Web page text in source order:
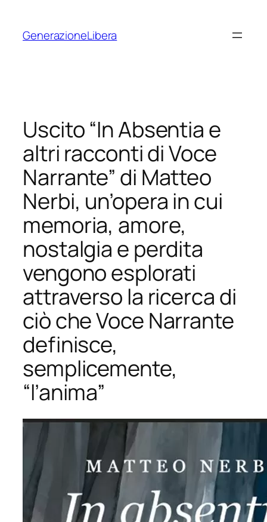
contenuto
GenerazioneLibera
Uscito “In Absentia e
altri racconti di Voce
Narrante” di Matteo
Nerbi, un’opera in cui
memoria, amore,
nostalgia e perdita
vengono esplorati
attraverso la ricerca di
ciò che Voce Narrante
definisce,
semplicemente,
“l’anima”